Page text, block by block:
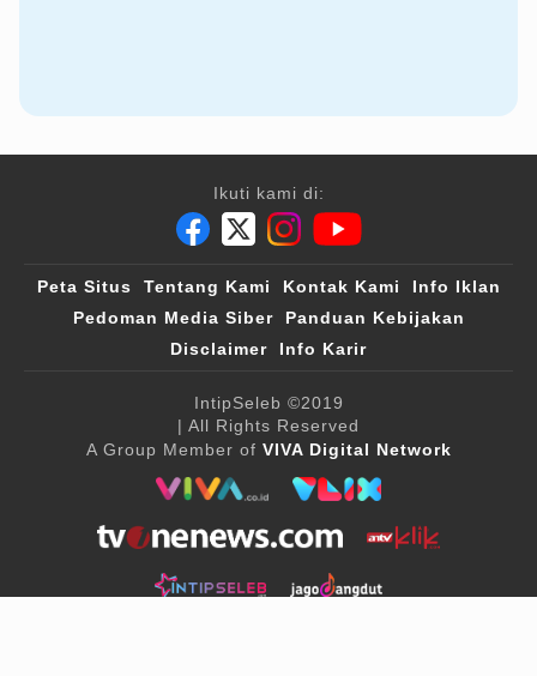
Ikuti kami di:
Peta Situs Tentang Kami Kontak Kami
Info Iklan
Pedoman Media Siber
Panduan Kebijakan
Disclaimer
Info Karir
IntipSeleb ©2019
| All Rights Reserved
A Group Member of VIVA Digital Network